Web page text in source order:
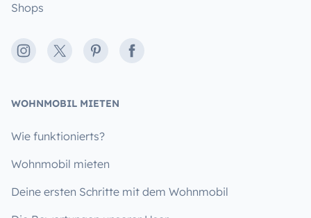
Shops
Instagram
X PinterestFacebook
WOHNMOBIL MIETEN
Wie funktionierts?
Wohnmobil mieten
Deine ersten Schritte mit dem Wohnmobil